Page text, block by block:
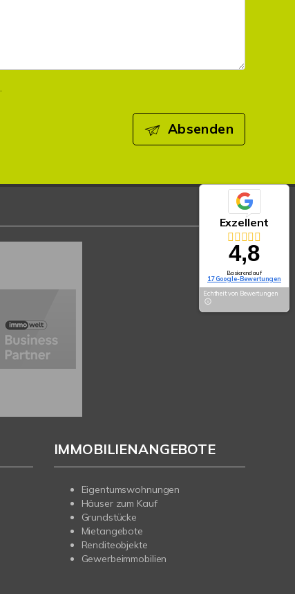
Absenden
Exzellent
4,8
Basierend auf
17 Google-Bewertungen
Echtheit von Bewertungen
IMMOBILIENANGEBOTE
Eigentumswohnungen
Häuser zum Kauf
Grundstücke
Mietangebote
Renditeobjekte
Gewerbeimmobilien